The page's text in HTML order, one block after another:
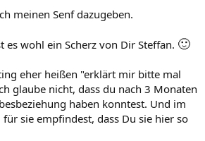
meinen Senf dazugeben.
es wohl ein Scherz von Dir Steffan. 🙂
eher heißen "erklärt mir bitte mal
glaube nicht, dass du nach 3 Monaten
haben konntest. Und im
sie empfindest, dass Du sie hier so